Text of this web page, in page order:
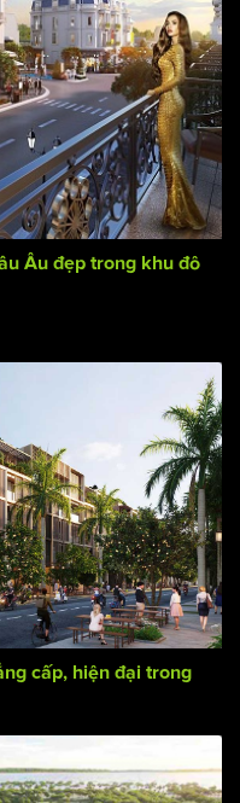
Âu đẹp trong khu đô
cấp, hiện đại trong